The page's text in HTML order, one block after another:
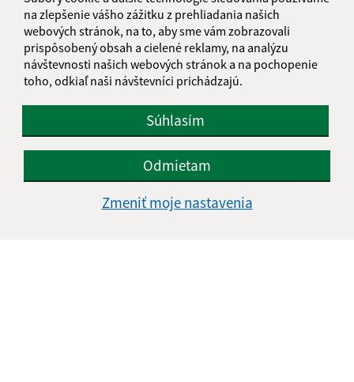
na zlepšenie vášho zážitku z prehliadania našich
webových stránok, na to, aby sme vám zobrazovali
prispôsobený obsah a cielené reklamy, na analýzu
návštevnosti našich webových stránok a na pochopenie
toho, odkiaľ naši návštevníci prichádzajú.
Súhlasím
Odmietam
Zmeniť moje nastavenia
Informácie o stránke:
Vyhlásenie o prístupnosti